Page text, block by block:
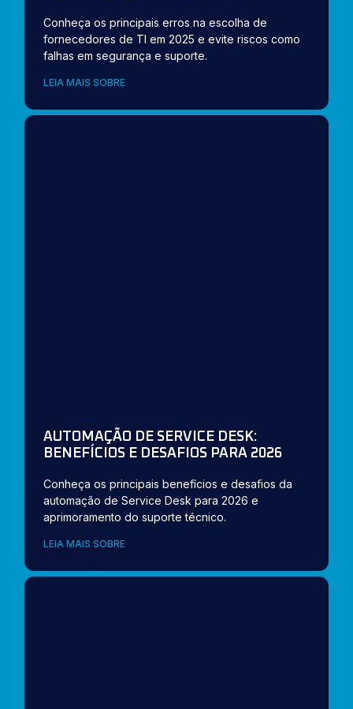
Conheça os principais erros na escolha de
fornecedores de TI em 2025 e evite riscos como
falhas em segurança e suporte.
LEIA MAIS SOBRE
AUTOMAÇÃO DE SERVICE DESK:
BENEFÍCIOS E DESAFIOS PARA 2026
Conheça os principais benefícios e desafios da
automação de Service Desk para 2026 e
aprimoramento do suporte técnico.
LEIA MAIS SOBRE